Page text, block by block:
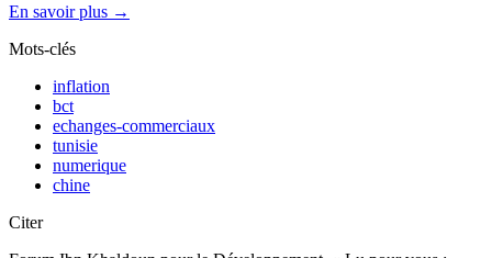
En savoir plus →
Mots-clés
inflation
bct
echanges-commerciaux
tunisie
numerique
chine
Citer